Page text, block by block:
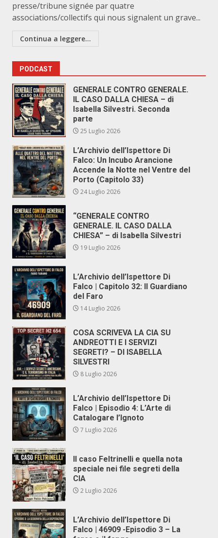
presse/tribune signée par quatre
associations/collectifs qui nous signalent un grave...
Continua a leggere...
PODCAST
GENERALE CONTRO GENERALE.
IL CASO DALLA CHIESA – di
Isabella Silvestri. Seconda
parte
25 Luglio 2026
L’Archivio dell’Ispettore Di
Falco: Un Incubo Arancione
Accende la Notte nel Ventre del
Porto (Capitolo 33)
24 Luglio 2026
“GENERALE CONTRO
GENERALE. IL CASO DALLA
CHIESA” – di Isabella Silvestri
19 Luglio 2026
L’Archivio dell’Ispettore Di
Falco | Capitolo 32: Il Guardiano
del Faro
14 Luglio 2026
COSA SCRIVEVA LA CIA SU
ANDREOTTI E I SERVIZI
SEGRETI? – DI ISABELLA
SILVESTRI
8 Luglio 2026
L’Archivio dell’Ispettore Di
Falco | Episodio 4: L’Arte di
Catalogare l’Ignoto
7 Luglio 2026
Il caso Feltrinelli e quella nota
speciale nei file segreti della
CIA
2 Luglio 2026
L’Archivio dell’Ispettore Di
Falco | 46909 -Episodio 3 – La